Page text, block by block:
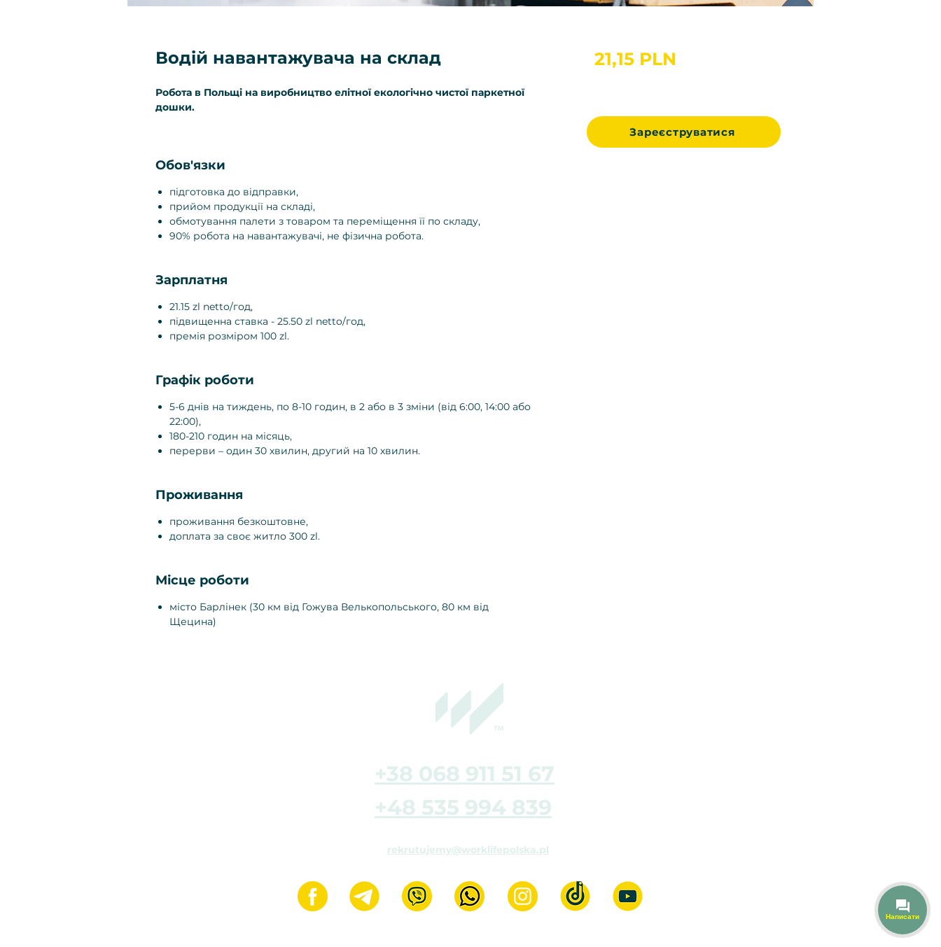
Водій навантажувача на склад
Робота в Польщі на виробництво елітної екологічно чистої паркетної
дошки.
Обов'язки
підготовка до відправки,
прийом продукції на складі,
обмотування палети з товаром та переміщення її по складу,
90% робота на навантажувачі, не фізична робота.
Зарплатня
21.15 zl netto/год,
підвищенна ставка - 25.50 zl netto/год,
премія розміром 100 zl.
Графік роботи
5-6 днів на тиждень, по 8-10 годин, в 2 або в 3 зміни (від 6:00, 14:00 або
22:00),
180-210 годин на місяць,
перерви – один 30 хвилин, другий на 10 хвилин.
Проживання
проживання безкоштовне,
доплата за своє житло 300 zl.
Місце роботи
місто Барлінек (30 км від Гожува Велькопольського, 80 км від
Щецина)
21,15 PLNЦіна
Зареєструватися
+38 068 911 51 67
+48 535 994 839
rekrutujemy@worklifepolska.pl
Написати